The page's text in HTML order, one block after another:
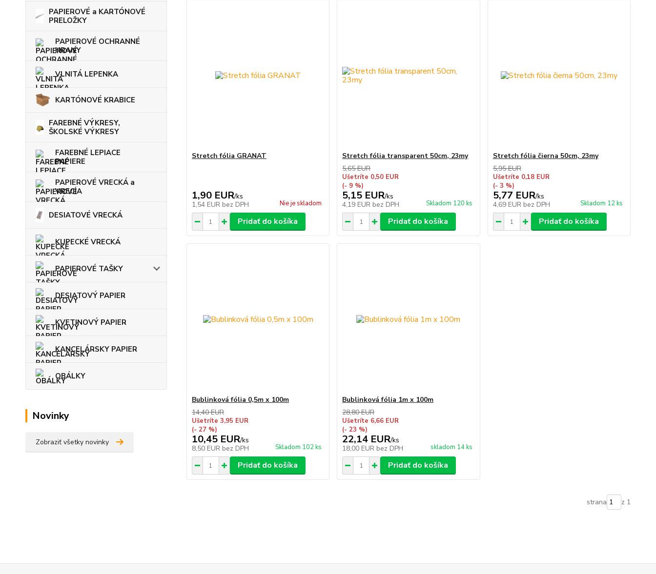
PAPIEROVÉ a KARTÓNOVÉ
PRELOŽKY
PAPIEROVÉ OCHRANNÉ
HRANY
VLNITÁ LEPENKA
KARTÓNOVÉ KRABICE
FAREBNÉ VÝKRESY,
ŠKOLSKÉ VÝKRESY
FAREBNÉ LEPIACE
PAPIERE
PAPIEROVÉ VRECKÁ a
VRECIA
DESIATOVÉ VRECKÁ
KUPECKÉ VRECKÁ
PAPIEROVÉ TAŠKY
DESIATOVÝ PAPIER
KVETINOVÝ PAPIER
KANCELÁRSKY PAPIER
OBÁLKY
Novinky
Zobraziť všetky novinky
Stretch fólia GRANAT
1,90 EUR/ks
1,54 EUR bez DPH Nie je skladom
Pridať do košíka
Stretch fólia transparent 50cm, 23my
5,65 EUR
Ušetríte 0,50 EUR
(- 9 %)
5,15 EUR/ks
4,19 EUR bez DPH Skladom 120 ks
Pridať do košíka
Stretch fólia čierna 50cm, 23my
5,95 EUR
Ušetríte 0,18 EUR
(- 3 %)
5,77 EUR/ks
4,69 EUR bez DPH Skladom 12 ks
Pridať do košíka
Bublinková fólia 0,5m x 100m
14,40 EUR
Ušetríte 3,95 EUR
(- 27 %)
10,45 EUR/ks
8,50 EUR bez DPH Skladom 102 ks
Pridať do košíka
Bublinková fólia 1m x 100m
28,80 EUR
Ušetríte 6,66 EUR
(- 23 %)
22,14 EUR/ks
18,00 EUR bez DPH skladom 14 ks
Pridať do košíka
strana z 1